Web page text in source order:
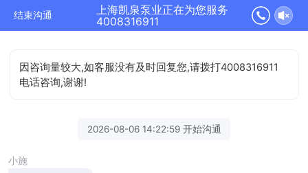
结束沟通
上海凯泉泵业正在为您服务
4008316911
因咨询量较大,如客服没有及时回复您,请拨打4008316911
电话咨询,谢谢!
2026-08-06 14:22:59 开始沟通
小施